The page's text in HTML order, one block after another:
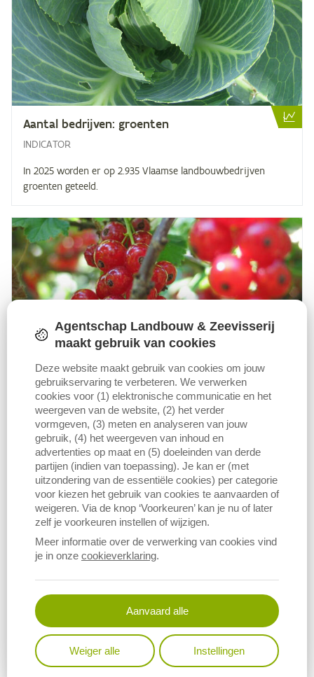
Aan­tal be­drij­ven: groenten
INDICATOR
In 2025 worden er op 2.935 Vlaamse landbouwbedrijven
groenten geteeld.
Aan­tal be­drij­ven: fruit
INDICATOR
In 2025 wordt op 1.647 Vlaamse landbouwbedrijven fruit
geteeld. Het aantal fruitbedrijven blijft de laatste 10 jaar vrij
constant.
Agentschap Landbouw & Zeevisserij
maakt gebruik van cookies
Deze website maakt gebruik van cookies om jouw
gebruikservaring te verbeteren. We verwerken
cookies voor (1) elektronische communicatie en het
weergeven van de website, (2) het verder
vormgeven, (3) meten en analyseren van jouw
gebruik, (4) het weergeven van inhoud en
advertenties op maat en (5) doeleinden van derde
partijen (indien van toepassing). Je kan er (met
uitzondering van de essentiële cookies) per categorie
voor kiezen het gebruik van cookies te aanvaarden of
weigeren. Via de knop ‘Voorkeuren’ kan je nu of later
zelf je voorkeuren instellen of wijzigen.
Meer informatie over de verwerking van cookies vind
je in onze cookieverklaring.
Aanvaard alle
Weiger alle Instellingen